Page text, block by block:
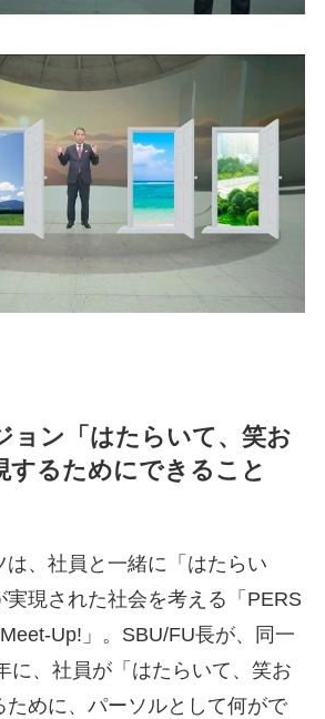
ョン「はたらいて、笑お
するためにできること
は、社員と一緒に「はたらい
実現された社会を考える「PERS
Up!」。SBU/FU長が、同一
に、社員が「はたらいて、笑お
ために、パーソルとして何がで